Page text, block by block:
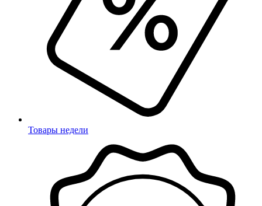
Товары недели